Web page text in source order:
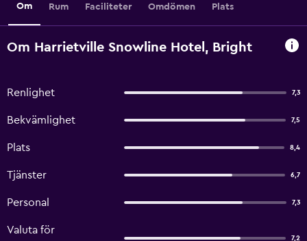
Om Rum Faciliteter Omdömen Plats
Om Harrietville Snowline Hotel, Bright
Renlighet 7,3
Bekvämlighet 7,5
Plats 8,4
Tjänster 6,7
Personal 7,3
Valuta för
7,2